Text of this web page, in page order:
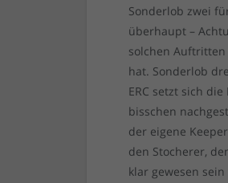
Sonderlob zwei
überhaupt –
solchen
hat. Sonderlob
ERC setzt sich
bisschen
der eigene
den Stocherer,
klar gewesen